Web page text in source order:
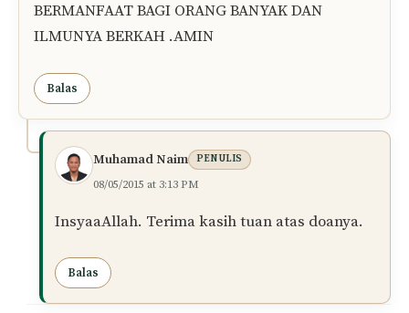
BERMANFAAT BAGI ORANG BANYAK DAN
ILMUNYA BERKAH .AMIN
Balas
Muhamad Naim PENULIS
08/05/2015 at 3:13 PM
InsyaaAllah. Terima kasih tuan atas doanya.
Balas